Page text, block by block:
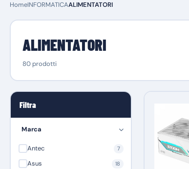
HomeINFORMATICAALIMENTATORI
ALIMENTATORI
80 prodotti
Filtra
Marca
Antec 7
Asus 18